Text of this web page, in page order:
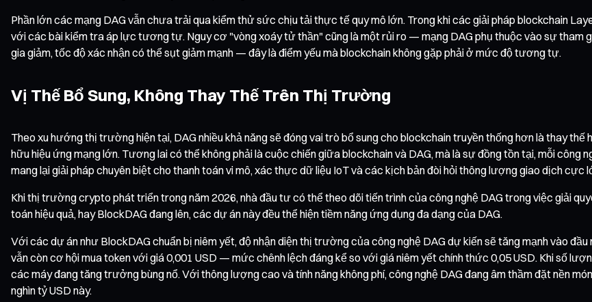
Phần lớn các mạng DAG vẫn chưa trải qua kiểm thử sức chịu tải thực tế quy mô lớn. Trong khi các giải pháp blockchain
với các bài kiểm tra áp lực tương tự. Nguy cơ "vòng xoáy tử thần" cũng là một rủi ro — mạng DAG phụ thuộc vào sự tham
gia giảm, tốc độ xác nhận có thể sụt giảm mạnh — đây là điểm yếu mà blockchain không gặp phải ở mức độ tương tự.
Vị Thế Bổ Sung, Không Thay Thế Trên Thị Trường
Theo xu hướng thị trường hiện tại, DAG nhiều khả năng sẽ đóng vai trò bổ sung cho blockchain truyền thống hơn là thay
hữu hiệu ứng mạng lớn. Tương lai có thể không phải là cuộc chiến giữa blockchain và DAG, mà là sự đồng tồn tại, mỗi công
mang lại giải pháp chuyên biệt cho thanh toán vi mô, xác thực dữ liệu IoT và các kịch bản đòi hỏi thông lượng giao dịch cực
Khi thị trường crypto phát triển trong năm 2026, nhà đầu tư có thể theo dõi tiến trình của công nghệ DAG trong việc giải
toán hiệu quả, hay BlockDAG đang lên, các dự án này đều thể hiện tiềm năng ứng dụng đa dạng của DAG.
Với các dự án như BlockDAG chuẩn bị niêm yết, độ nhận diện thị trường của công nghệ DAG dự kiến sẽ tăng mạnh vào
vẫn còn cơ hội mua token với giá 0,001 USD — mức chênh lệch đáng kể so với giá niêm yết chính thức 0,05 USD. Khi số
các máy đang tăng trưởng bùng nổ. Với thông lượng cao và tính năng không phí, công nghệ DAG đang âm thầm đặt nền
nghìn tỷ USD này.